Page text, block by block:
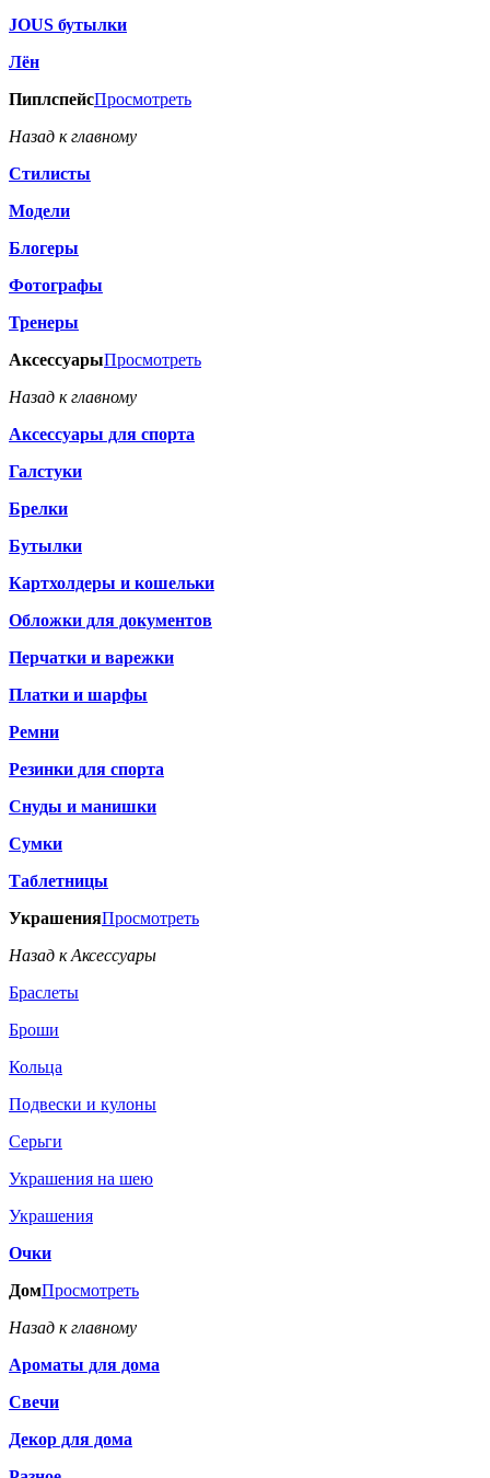
JOUS бутылки
Лён
ПиплспейсПросмотреть
Назад к главному
Стилисты
Модели
Блогеры
Фотографы
Тренеры
АксессуарыПросмотреть
Назад к главному
Аксессуары для спорта
Галстуки
Брелки
Бутылки
Картхолдеры и кошельки
Обложки для документов
Перчатки и варежки
Платки и шарфы
Ремни
Резинки для спорта
Снуды и манишки
Сумки
Таблетницы
УкрашенияПросмотреть
Назад к Аксессуары
Браслеты
Броши
Кольца
Подвески и кулоны
Серьги
Украшения на шею
Украшения
Очки
ДомПросмотреть
Назад к главному
Ароматы для дома
Свечи
Декор для дома